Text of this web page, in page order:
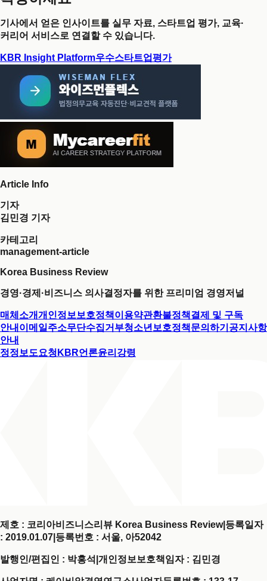
기사에서 얻은 인사이트를 실무 자료, 스타트업 평가, 교육·
커리어 서비스로 연결할 수 있습니다.
KBR Insight Platform우수스타트업평가
Article Info
기자
김민경 기자
카테고리
management-article
Korea Business Review
경영·경제·비즈니스 의사결정자를 위한 프리미엄 경영저널
매체소개개인정보보호정책이용약관환불정책결제 및 구독
안내 이메일주소무단수집거부청소년보호정책문의하기 공지사항
안내
정정보도요청 KBR언론윤리강령
제호 : 코리아비즈니스리뷰 Korea Business Review| 등록일자
: 2019.01.07 등록번호 : 서울, 아52042
발행인/편집인 : 박홍석 개인정보보호책임자 : 김민경